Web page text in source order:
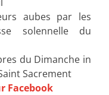
aubes par les
solennelle du
du Dimanche in
Sacrement
Facebook